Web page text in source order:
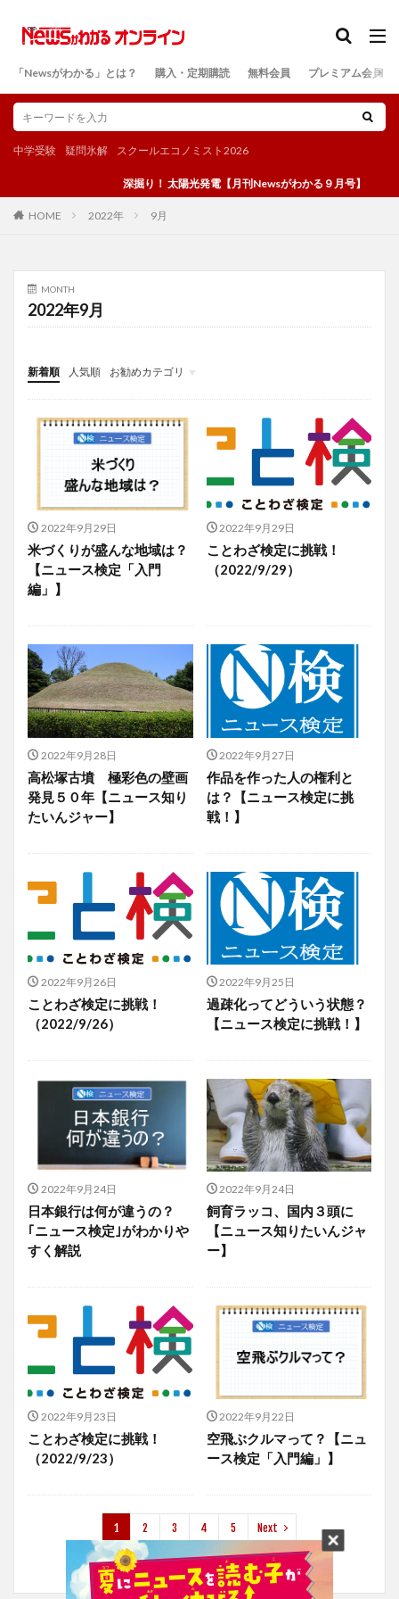
「Newsがわかる」とは？ 購入・定期購読 無料会員 プレミアム会員
中学受験 疑問氷解 スクールエコノミスト2026
深掘り！ 太陽光発電【月刊Newsがわかる９月号】
HOME 2022年 9月
MONTH
2022年9月
新着順 人気順
お勧めカテゴリ
投稿
学び
マンガ
電子書籍
2022年9月29日
米づくりが盛んな地域は？
【ニュース検定「入門
編」】
2022年9月29日
ことわざ検定に挑戦！
（2022/9/29）
2022年9月28日
高松塚古墳 極彩色の壁画
発見５０年【ニュース知り
たいんジャー】
2022年9月27日
作品を作った人の権利と
は？【ニュース検定に挑
戦！】
2022年9月26日
ことわざ検定に挑戦！
（2022/9/26）
2022年9月25日
過疎化ってどういう状態？
【ニュース検定に挑戦！】
2022年9月24日
日本銀行は何が違うの？
｢ニュース検定｣がわかりや
すく解説
2022年9月24日
飼育ラッコ、国内３頭に
【ニュース知りたいんジャ
ー】
2022年9月23日
ことわざ検定に挑戦！
（2022/9/23）
2022年9月22日
空飛ぶクルマって？【ニュ
ース検定「入門編」】
1 2 3 4 5 Next
検索